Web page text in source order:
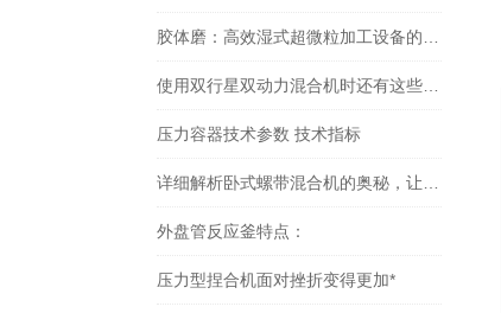
压力容器技术参数 技术指标
外盘管反应釜特点：
压力型捏合机面对挫折变得更加*